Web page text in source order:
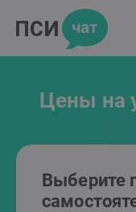
Цены на
Выберите